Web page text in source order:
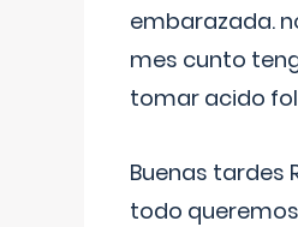
embarazada.
mes cunto
tomar acido
Buenas tardes
todo